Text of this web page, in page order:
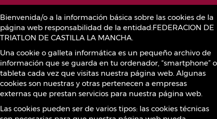
Bienvenida/o a la información básica sobre las cookies de la
página web responsabilidad de la entidad:FEDERACION DE
TRIATLON DE CASTILLA LA MANCHA.
Una cookie o galleta informática es un pequeño archivo de
información que se guarda en tu ordenador, “smartphone” o
tableta cada vez que visitas nuestra página web. Algunas
cookies son nuestras y otras pertenecen a empresas
externas que prestan servicios para nuestra página web.
Las cookies pueden ser de varios tipos: las cookies técnicas
Política de Cookies
Sustancias prohibidas
Contacto